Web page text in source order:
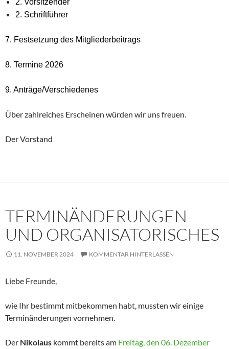
2. Vorsitzender
2. Schriftführer
7. Festsetzung des Mitgliederbeitrags
8. Termine 2026
9. Anträge/Verschiedenes
Über zahlreiches Erscheinen würden wir uns freuen.
Der Vorstand
TERMINÄNDERUNGEN
UND ORGANISATORISCHES
11. NOVEMBER 2024 KOMMENTAR HINTERLASSEN
Liebe Freunde,
wie Ihr bestimmt mitbekommen habt, mussten wir einige
Terminänderungen vornehmen.
Der Nikolaus kommt bereits am Freitag, den 06. Dezember